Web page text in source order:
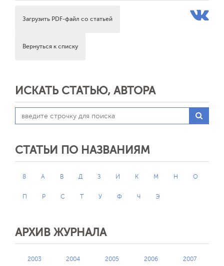
Загрузить PDF-файл со статьей
Вернуться к списку
ИСКАТЬ СТАТЬЮ, АВТОРА
СТАТЬИ ПО НАЗВАНИЯМ
8 А В Д З И К М Н О
П Р С Т У Ф Ч Э
АРХИВ ЖУРНАЛА
2003 2004 2005 2006 2007